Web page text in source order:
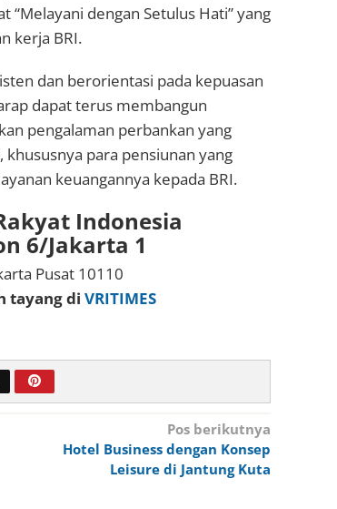
“Melayani dengan Setulus Hati” yang
kerja BRI.
dan berorientasi pada kepuasan
dapat terus membangun
pengalaman perbankan yang
para pensiunan yang
keuangannya kepada BRI.
Indonesia
6/Jakarta 1
Pusat 10110
tayang di VRITIMES
Pos berikutnya
Hotel Business dengan Konsep
Leisure di Jantung Kuta